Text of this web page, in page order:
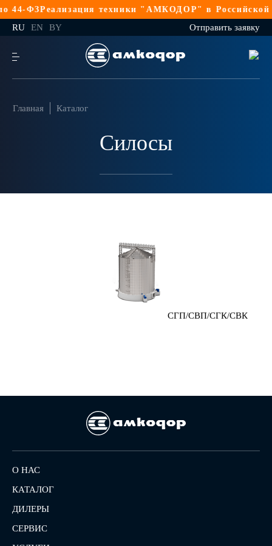
44-ФЗРеализация техники "АМКОДОР" в Российской
RU EN BY Отправить заявку
Главная Каталог
Силосы
СГП/СВП/СГК/СВК
О НАС
КАТАЛОГ
ДИЛЕРЫ
СЕРВИС